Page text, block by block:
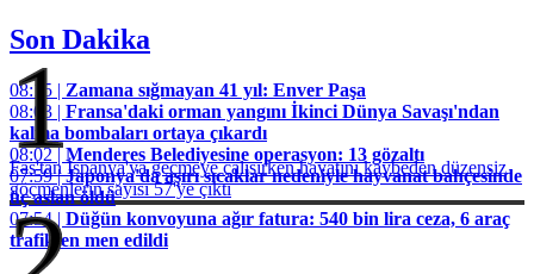
Son Dakika
08:15 | Zamana sığmayan 41 yıl: Enver Paşa
08:03 | Fransa'daki orman yangını İkinci Dünya Savaşı'ndan
kalma bombaları ortaya çıkardı
08:02 |Menderes Belediyesine operasyon: 13 gözaltı
07:59 |Japonya'da aşırı sıcaklar nedeniyle hayvanat bahçesinde
üç aslan öldü
07:54 | Düğün konvoyuna ağır fatura: 540 bin lira ceza, 6 araç
trafikten men edildi
1
Fas'tan İspanya'ya geçmeye çalışırken hayatını kaybeden düzensiz
göçmenlerin sayısı 57'ye çıktı